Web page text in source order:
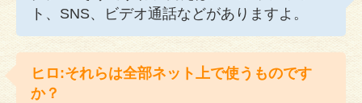
ト、SNS、ビデオ通話などがありますよ。
ヒロ:それらは全部ネット上で使うものです
か？